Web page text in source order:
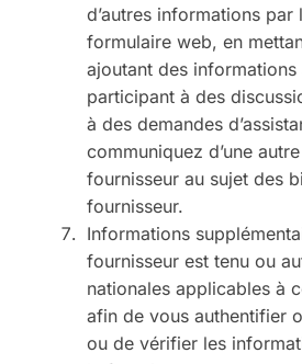
d’autres informations par
formulaire web, en
ajoutant des
participant à des
à des demandes
communiquez d’une
fournisseur au sujet des
fournisseur.
Informations
fournisseur est tenu ou
nationales applicables à
afin de vous authentifier
ou de vérifier les